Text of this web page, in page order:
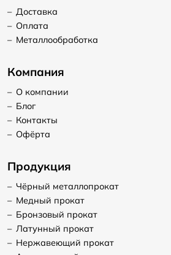
– Доставка
– Оплата
– Металлообработка
Компания
– О компании
– Блог
– Контакты
– Офёрта
Продукция
– Чёрный металлопрокат
– Медный прокат
– Бронзовый прокат
– Латунный прокат
– Нержавеющий прокат